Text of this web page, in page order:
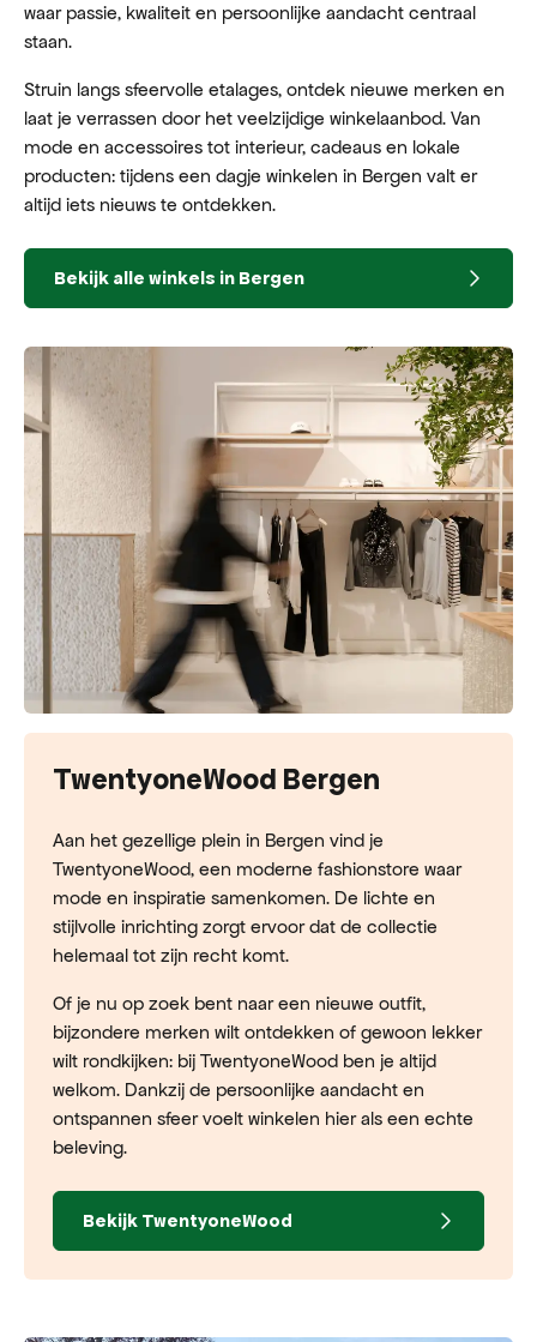
waar passie, kwaliteit en persoonlijke aandacht centraal
staan.
Struin langs sfeervolle etalages, ontdek nieuwe merken en
laat je verrassen door het veelzijdige winkelaanbod. Van
mode en accessoires tot interieur, cadeaus en lokale
producten: tijdens een dagje winkelen in Bergen valt er
altijd iets nieuws te ontdekken.
Bekijk alle winkels in Bergen
TwentyoneWood Bergen
Aan het gezellige plein in Bergen vind je
TwentyoneWood, een moderne fashionstore waar
mode en inspiratie samenkomen. De lichte en
stijlvolle inrichting zorgt ervoor dat de collectie
helemaal tot zijn recht komt.
Of je nu op zoek bent naar een nieuwe outfit,
bijzondere merken wilt ontdekken of gewoon lekker
wilt rondkijken: bij TwentyoneWood ben je altijd
welkom. Dankzij de persoonlijke aandacht en
ontspannen sfeer voelt winkelen hier als een echte
beleving.
Bekijk TwentyoneWood